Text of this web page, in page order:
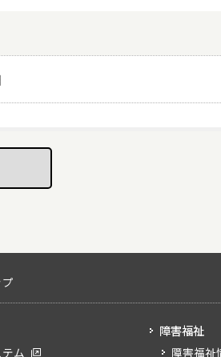
ム
障害福祉
障害福祉